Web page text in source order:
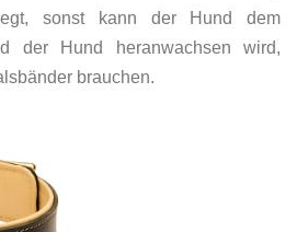
sonst kann der Hund dem
der Hund heranwachsen wird,
der brauchen.